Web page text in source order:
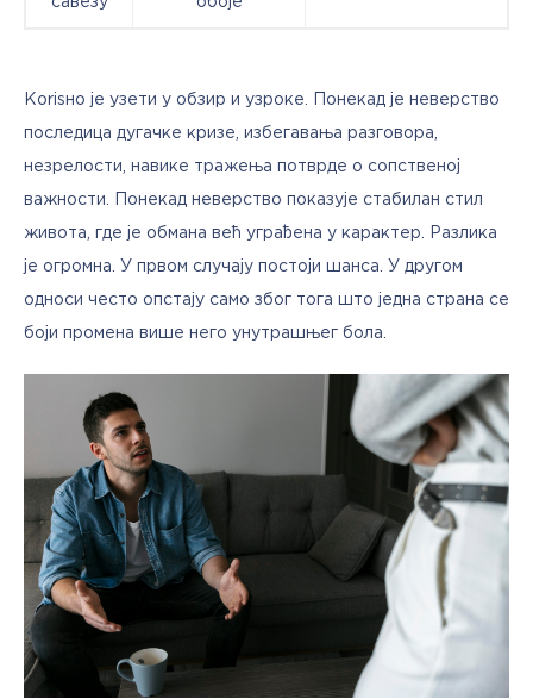
Кorisно је узети у обзир и узроке. Понекад је неверство
последица дугачке кризе, избегавања разговора,
незрелости, навике тражења потврде о сопственој
важности. Понекад неверство показује стабилан стил
живота, где је обмана већ уграђена у карактер. Разлика
је огромна. У првом случају постоји шанса. У другом
односи често опстају само због тога што једна страна се
боји промена више него унутрашњег бола.